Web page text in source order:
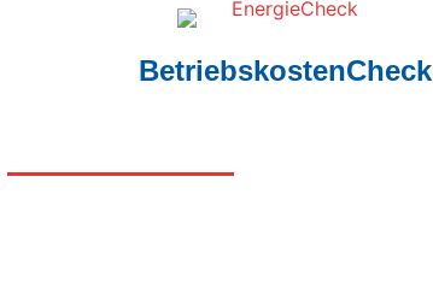
BetriebskostenCheck